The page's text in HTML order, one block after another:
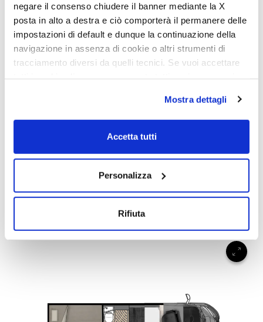
negare il consenso chiudere il banner mediante la X
posta in alto a destra e ciò comporterà il permanere delle
impostazioni di default e dunque la continuazione della
navigazione in assenza di cookie o altri strumenti di
tracciamento diversi da quelli tecnici. Se vuoi accettare
su acconsento selezionati. Se vuoi saperne di più clicca
qui. Cliccando sul tasto "Acconsento" permetti l'utilizzo
Mostra dettagli
Accetta tutti
Personalizza
Rifiuta
Menfys 3 Next
4 2 5,99